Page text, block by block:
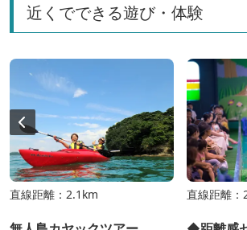
近くでできる遊び・体験
直線距離：2.1km 直線距離：